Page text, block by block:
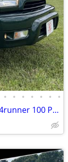
• • • • • • •
2001 *Toyota* *4Runner* *Classic 4x4 4runner 100 Photos